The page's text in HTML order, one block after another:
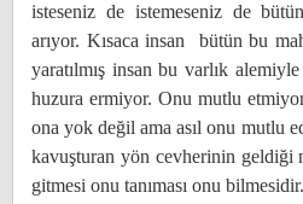
isteseniz de istemeseniz de
arıyor. Kısaca insan bütün bu
yaratılmış insan bu varlık
huzura ermiyor. Onu mutlu
ona yok değil ama asıl onu mutlu
kavuşturan yön cevherinin geldiği
gitmesi onu tanıması onu bilmesidir.